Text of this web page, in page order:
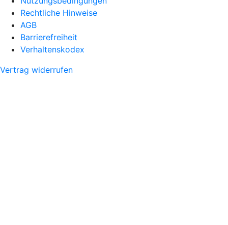
Rechtliche Hinweise
AGB
Barrierefreiheit
Verhaltenskodex
Vertrag widerrufen